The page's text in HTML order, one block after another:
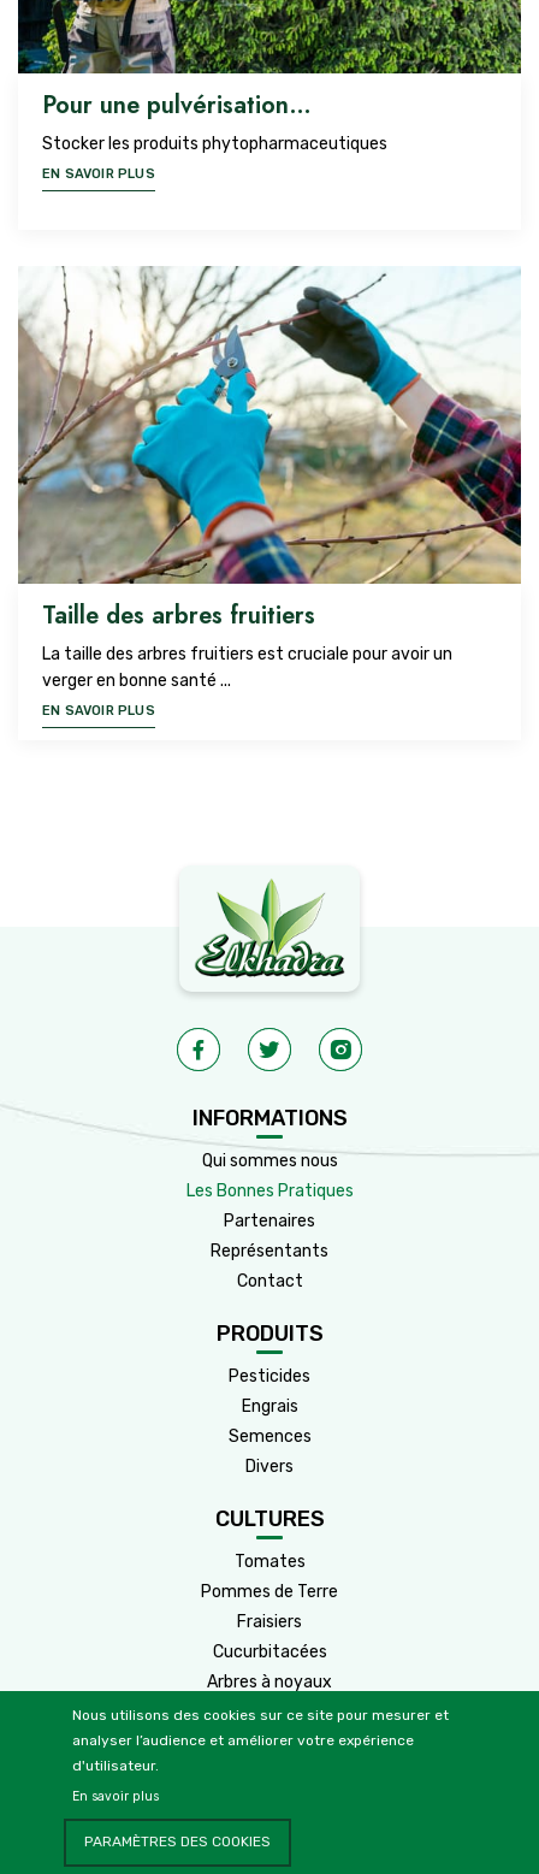
Pour une pulvérisation…
Stocker les produits phytopharmaceutiques
EN SAVOIR PLUS
Taille des arbres fruitiers
La taille des arbres fruitiers est cruciale pour avoir un
verger en bonne santé ...
EN SAVOIR PLUS
INFORMATIONS
Qui sommes nous
Les Bonnes Pratiques
Partenaires
Représentants
Contact
PRODUITS
Pesticides
Engrais
Semences
Divers
CULTURES
Tomates
Pommes de Terre
Fraisiers
Cucurbitacées
Arbres à noyaux
Arbres à pépins
Cultures
Oliviers
Céréales
Nous utilisons des cookies sur ce site pour mesurer et
analyser l’audience et améliorer votre expérience
d'utilisateur.
En savoir plus
PARAMÈTRES DES COOKIES